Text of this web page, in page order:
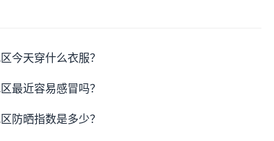
今天穿什么衣服？
最近容易感冒吗？
防晒指数是多少？